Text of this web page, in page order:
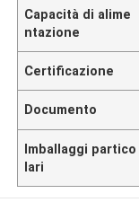
Capacità di alime
ntazione
Certificazione
Documento
Imballaggi partico
lari